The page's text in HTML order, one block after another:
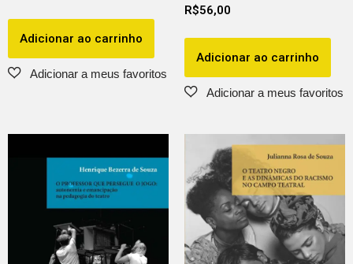
Adicionar ao carrinho
R$56,00
Adicionar ao carrinho